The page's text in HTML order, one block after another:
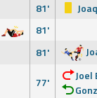
81'
81'
81'
77'
Joel